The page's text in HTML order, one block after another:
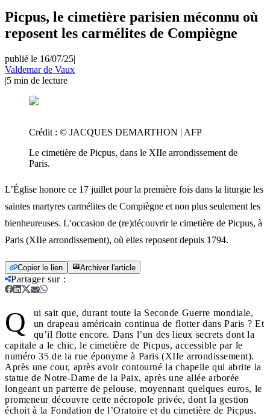
Picpus, le cimetière parisien méconnu où
reposent les carmélites de Compiègne
publié le 16/07/25|
Valdemar de Vaux
|5 min de lecture
Crédit : © JACQUES DEMARTHON | AFP
Le cimetière de Picpus, dans le XIIe arrondissement de
Paris.
L’Église honore ce 17 juillet pour la première fois dans la liturgie les
saintes martyres carmélites de Compiègne et non plus seulement les
bienheureuses. L’occasion de (re)découvrir le cimetière de Picpus, à
Paris (XIIe arrondissement), où elles reposent depuis 1794.
Copier le lien Archiver l'article
Partager sur:
Q
ui sait que, durant toute la Seconde Guerre mondiale,
un drapeau américain continua de flotter dans Paris ? Et
qu’il flotte encore. Dans l’un des lieux secrets dont la
capitale a le chic, le cimetière de Picpus, accessible par le
numéro 35 de la rue éponyme à Paris (XIIe arrondissement).
Après une cour, après avoir contourné la chapelle qui abrite la
statue de Notre-Dame de la Paix, après une allée arborée
longeant un parterre de pelouse, moyennant quelques euros, le
promeneur découvre cette nécropole privée, dont la gestion
échoit à la Fondation de l’Oratoire et du cimetière de Picpus.